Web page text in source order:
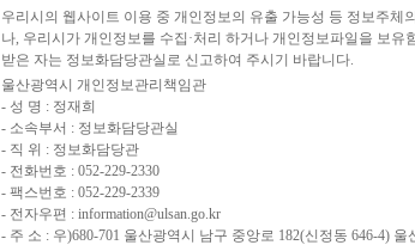
우리시의 웹사이트 이용 중 개인정보의 유출 가능성 등 정보주체
나, 우리시가 개인정보를 수집·처리 하거나 개인정보파일을 보
받은 자는 정보화담당관실로 신고하여 주시기 바랍니다.
울산광역시 개인정보관리책임관
- 성 명 : 정재희
- 소속부서 : 정보화담당관실
- 직 위 : 정보화담당관
- 전화번호 : 052-229-2330
- 팩스번호 : 052-229-2339
- 전자우편 : information@ulsan.go.kr
- 주 소 : 우)680-701 울산광역시 남구 중앙로 182(신정동 646-4) 울